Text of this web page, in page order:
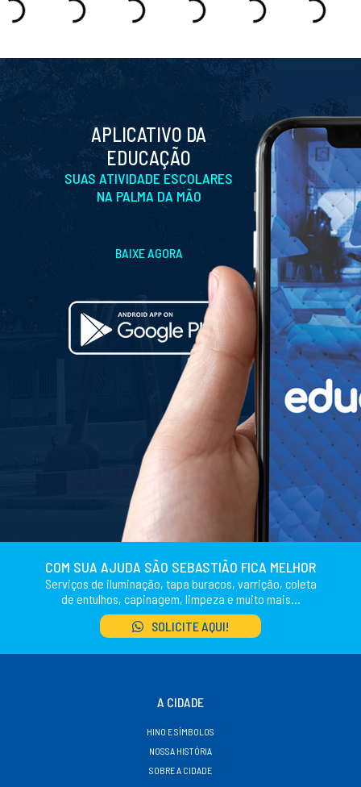
APLICATIVO DA
EDUCAÇÃO
SUAS ATIVIDADE ESCOLARES
NA PALMA DA MÃO
BAIXE AGORA
COM SUA AJUDA SÃO SEBASTIÃO FICA MELHOR
Serviços de iluminação, tapa buracos, varrição, coleta
de entulhos, capinagem, limpeza e muito mais...
SOLICITE AQUI!
A CIDADE
HINO E SÍMBOLOS
NOSSA HISTÓRIA
SOBRE A CIDADE